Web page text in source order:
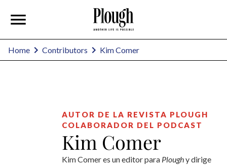
Home Contributors Kim Comer
AUTOR DE LA REVISTA PLOUGH
COLABORADOR DEL PODCAST
Kim Comer
Kim Comer es un editor para Ploughy dirige